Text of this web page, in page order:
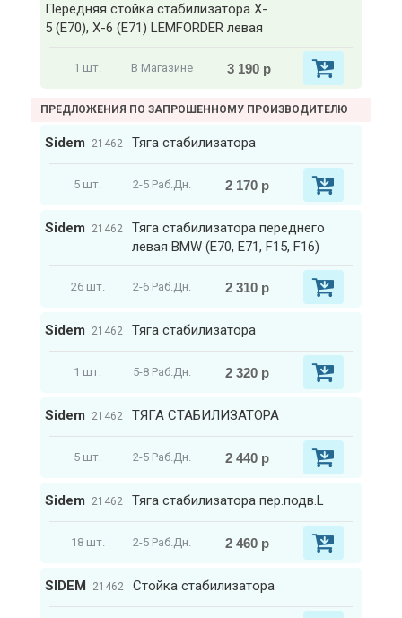
Передняя стойка стабилизатора X-
5 (Е70), X-6 (Е71) LEMFORDER левая
1 шт. В Магазине 3 190 р
ПРЕДЛОЖЕНИЯ ПО ЗАПРОШЕННОМУ ПРОИЗВОДИТЕЛЮ
Sidem 21462 Тяга стабилизатора
5 шт. 2-5 Раб.Дн. 2 170 р
Sidem 21462
Тяга стабилизатора переднего
левая BMW (E70, E71, F15, F16)
26 шт. 2-6 Раб.Дн. 2 310 р
Sidem 21462 Тяга стабилизатора
1 шт. 5-8 Раб.Дн. 2 320 р
Sidem 21462 ТЯГА СТАБИЛИЗАТОРА
5 шт. 2-5 Раб.Дн. 2 440 р
Sidem 21462 Тяга стабилизатора пер.подв.L
18 шт. 2-5 Раб.Дн. 2 460 р
SIDEM 21462 Стойка стабилизатора